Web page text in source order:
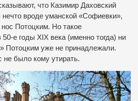
что Казимир Даховский
нечто вроде уманской «Софиевки»,
Потоцким. Но такое
е годы XIX века (именно тогда) ни
Потоцким уже не принадлежали.
не было кому утирать.